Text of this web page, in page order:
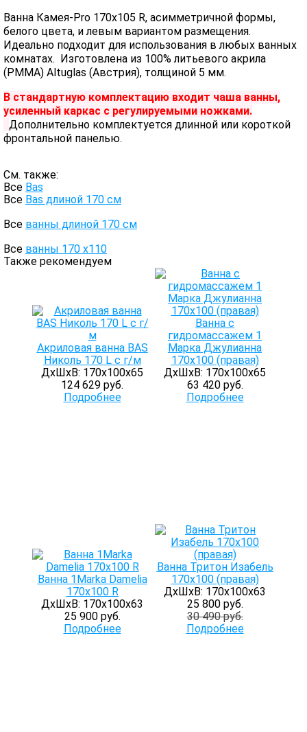
Ванна Камея-Pro 170x105 R, асимметричной формы,
белого цвета, и левым вариантом размещения.
Идеально подходит для использования в любых ванных
комнатах. Изготовлена из 100% литьевого акрила
(PMMA) Altuglas (Австрия), толщиной 5 мм.
В стандартную комплектацию входит чаша ванны,
усиленный каркас с регулируемыми ножками.
Дополнительно комплектуется длинной или короткой
фронтальной панелью.
См. также:
Все Bas
Все Bas длиной 170 см
Все ванны длиной 170 см
Все ванны 170 х110
Также рекомендуем
Акриловая ванна BAS
Николь 170 L с г/м
ДхШхВ: 170х100х65
124 629 руб.
Подробнее
Ванна с
гидромассажем 1
Марка Джулианна
170х100 (правая)
ДхШхВ: 170х100х65
63 420 руб.
Подробнее
Ванна 1Marka Damelia
170х100 R
ДхШхВ: 170х100х63
25 900 руб.
Подробнее
Ванна Тритон Изабель
170х100 (правая)
ДхШхВ: 170х100х63
25 800 руб.
30 490 руб.
Подробнее